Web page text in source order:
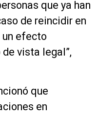
que ya han
de reincidir en
efecto
vista legal”,
que
en